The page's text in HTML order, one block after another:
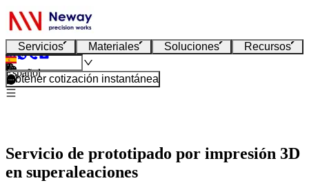
Servicios Materiales Soluciones Recursos
Español
Obtener cotización instantánea
Servicio de prototipado por impresión 3D
en superaleaciones